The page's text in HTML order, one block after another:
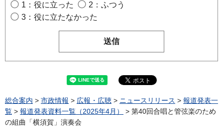
1：役に立った
2：ふつう
3：役に立たなかった
総合案内 > 市政情報 > 広報・広聴 > ニュースリリース > 報道発表一
覧 > 報道発表資料一覧（2025年4月）
> 第40回合唱と管弦楽のため
の組曲「横須賀」演奏会